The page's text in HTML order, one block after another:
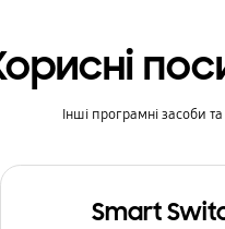
Інші програмні засоби та
Smart